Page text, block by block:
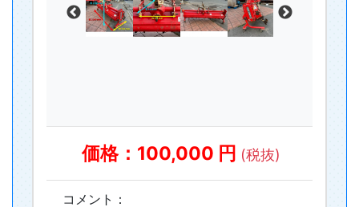
価格：100,000 円 (税抜)
コメント：